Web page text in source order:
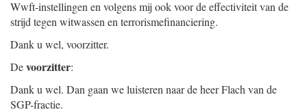
Wwft-instellingen en volgens mij ook voor de effectiviteit van de
strijd tegen witwassen en terrorismefinanciering.
Dank u wel, voorzitter.
Devoorzitter:
Dank u wel. Dan gaan we luisteren naar de heer Flach van de
SGP-fractie.